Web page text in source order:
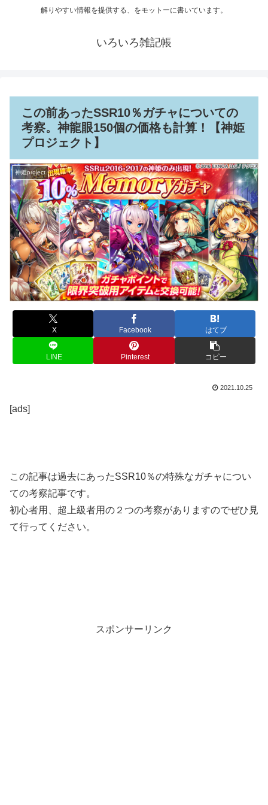
解りやすい情報を提供する、をモットーに書いています。
いろいろ雑記帳
この前あったSSR10％ガチャについての
考察。神龍眼150個の価格も計算！【神姫
プロジェクト】
神姫project
X Facebook はてブ
LINE Pinterest コピー
2021.10.25
[ads]
この記事は過去にあったSSR10％の特殊なガチャについ
ての考察記事です。
初心者用、超上級者用の２つの考察がありますのでぜひ見
て行ってください。
スポンサーリンク